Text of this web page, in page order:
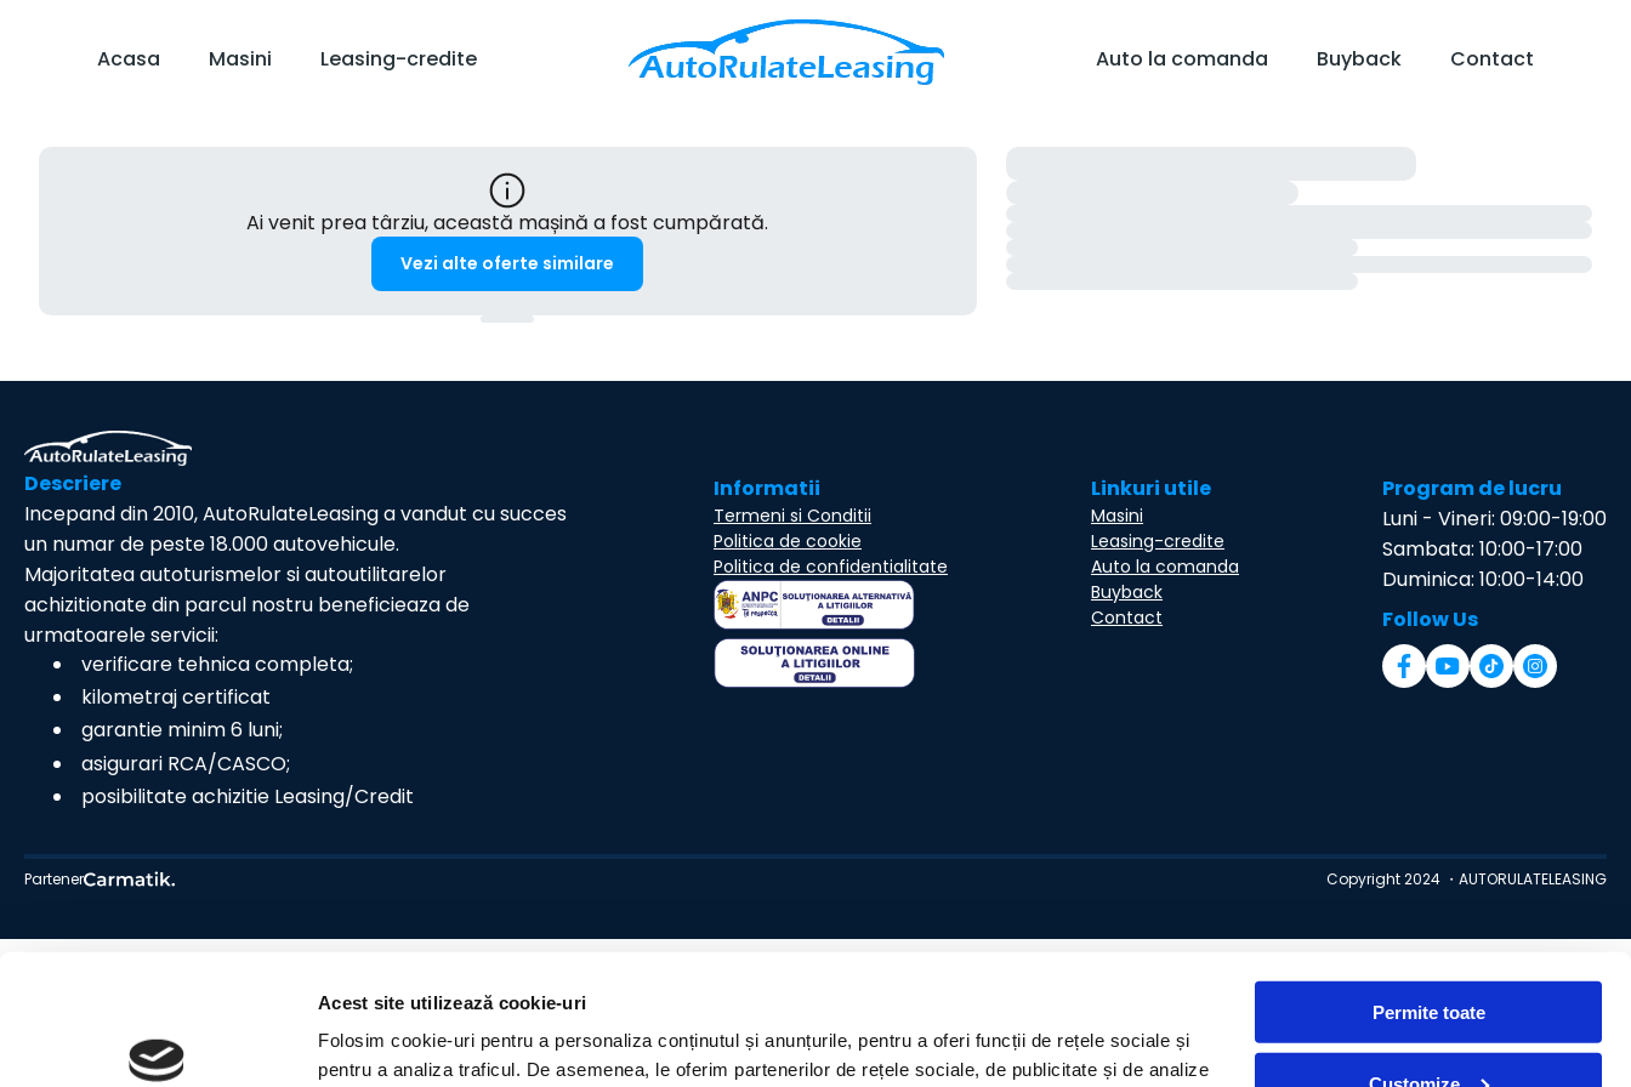
Acest site utilizează cookie-uri
Folosim cookie-uri pentru a personaliza conținutul și anunțurile, pentru a oferi funcții de rețele sociale și
pentru a analiza traficul. De asemenea, le oferim partenerilor de rețele sociale, de publicitate și de analize
Permite toate
Acasa Masini Leasing-credite Auto la comanda Buyback Contact
Ai venit prea târziu, această mașină a fost cumpărată.
Vezi alte oferte similare
Descriere
Incepand din 2010, AutoRulateLeasing a vandut cu succes
un numar de peste 18.000 autovehicule.
Majoritatea autoturismelor si autoutilitarelor
achizitionate din parcul nostru beneficieaza de
urmatoarele servicii:
verificare tehnica completa;
kilometraj certificat
garantie minim 6 luni;
asigurari RCA/CASCO;
posibilitate achizitie Leasing/Credit
Informatii
Termeni si Conditii
Politica de cookie
Politica de confidentialitate
Linkuri utile
Masini
Leasing-credite
Auto la comanda
Buyback
Contact
Program de lucru
Luni - Vineri: 09:00-19:00
Sambata: 10:00-17:00
Duminica: 10:00-14:00
Follow Us
Partener Copyright 2024 ・AUTORULATELEASING